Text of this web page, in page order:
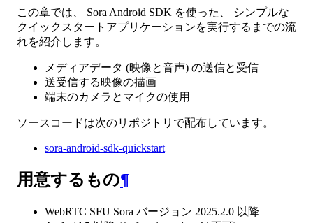
この章では、 Sora Android SDK を使った、 シンプルな
クイックスタートアプリケーションを実行するまでの流
れを紹介します。
メディアデータ (映像と音声) の送信と受信
送受信する映像の描画
端末のカメラとマイクの使用
ソースコードは次のリポジトリで配布しています。
sora-android-sdk-quickstart
用意するもの¶
WebRTC SFU Sora バージョン 2025.2.0 以降